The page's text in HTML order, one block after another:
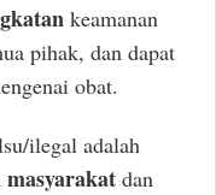
keamanan
pihak, dan dapat
obat.
ilegal adalah
masyarakat dan